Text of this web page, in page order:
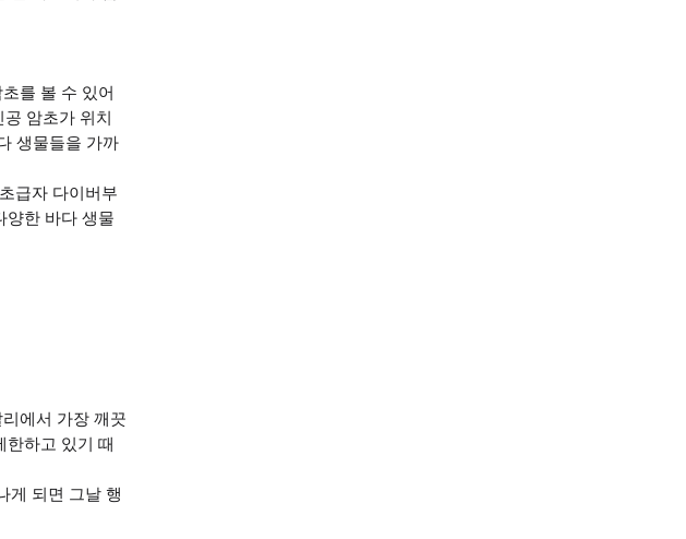
를 볼 수 있어
암초가 위치
생물들을 가까
급자 다이버부
양한 바다 생물
에서 가장 깨끗
한하고 있기 때
게 되면 그날 행